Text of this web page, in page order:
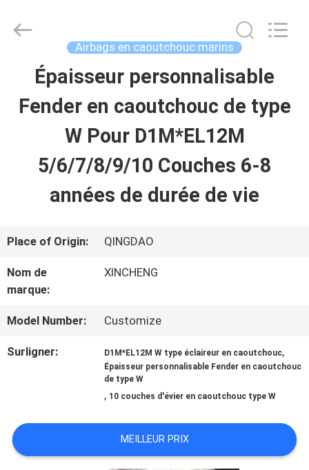
MAISON
PRODUITS
SHOW
PROPOS
DE
NOUS
D'USINE
Rubber
Reserved.
Airbags en caoutchouc marins
Épaisseur personnalisable
Fender en caoutchouc de type
W Pour D1M*EL12M
5/6/7/8/9/10 Couches 6-8
années de durée de vie
Place of Origin: QINGDAO
Nom de
marque:
XINCHENG
Model Number: Customize
Surligner: D1M*EL12M W type éclaireur en caoutchouc,
Épaisseur personnalisable Fender en caoutchouc
de type W
, 10 couches d'évier en caoutchouc type W
MEILLEUR PRIX